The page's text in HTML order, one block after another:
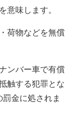
意味します。
荷物などを無償
ンバー車で有償
触する犯罪とな
金に処されま